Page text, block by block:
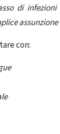
di
con: